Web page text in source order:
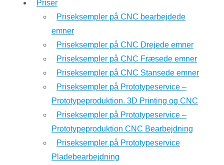
Priser
Priseksempler på CNC bearbejdede
emner
Priseksempler på CNC Drejede emner
Priseksempler på CNC Fræsede emner
Priseksempler på CNC Stansede emner
Priseksempler på Prototypeservice –
Prototypeproduktion. 3D Printing og CNC
Priseksempler på Prototypeservice –
Prototypeproduktion CNC Bearbejdning
Priseksempler på Prototypeservice
Pladebearbejdning